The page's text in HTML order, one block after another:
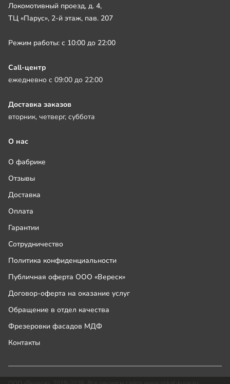
Локомотивный проезд, д. 4,
ТЦ «Парус», 2-й этаж, пав. 207
Режим работы: с 10:00 до 22:00
Call-центр
ежедневно с 09:00 до 22:00
Доставка заказов
вторник, четверг, суббота
О нас
О фабрике
Отзывы
Доставка
Оплата
Гарантии
Сотрудничество
Политика конфиденциальности
Публичная оферта ООО «Вереск»
Договор-оферта на оказание услуг
Обращение в отдел качества
Фрезеровки фасадов МДФ
Контакты